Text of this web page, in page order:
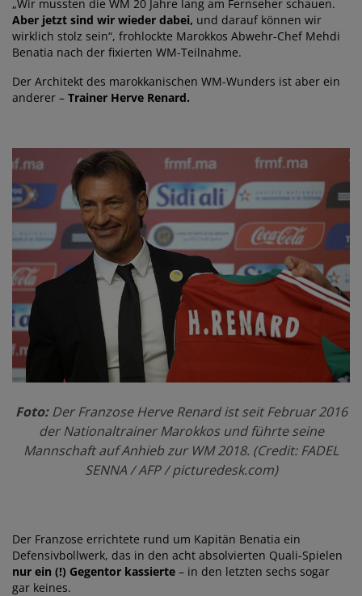
„Wir mussten die WM 20 Jahre lang am Fernseher schauen.
Aber jetzt sind wir wieder dabei, und darauf können wir
wirklich stolz sein“, frohlockte Marokkos Abwehr-Chef Mehdi
Benatia nach der fixierten WM-Teilnahme.
Der Architekt des marokkanischen WM-Wunders ist aber ein
anderer – Trainer Herve Renard.
Foto:Der Franzose Herve Renard ist seit Februar 2016
der Nationaltrainer Marokkos und führte seine
Mannschaft auf Anhieb zur WM 2018. (Credit: FADEL
SENNA / AFP / picturedesk.com)
Der Franzose errichtete rund um Kapitän Benatia ein
Defensivbollwerk, das in den acht absolvierten Quali-Spielen
nur ein (!) Gegentor kassierte – in den letzten sechs sogar
gar keines.